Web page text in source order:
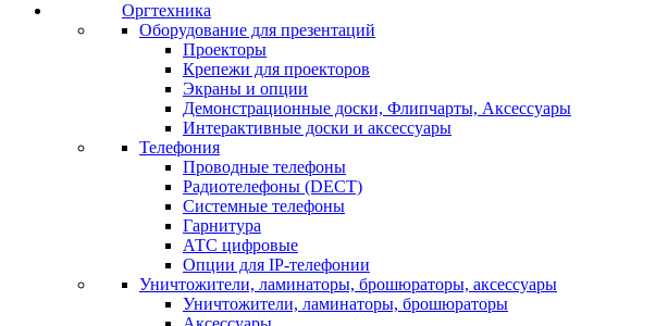
Оргтехника
Оборудование для презентаций
Проекторы
Крепежи для проекторов
Экраны и опции
Демонстрационные доски, Флипчарты, Аксессуары
Интерактивные доски и аксессуары
Телефония
Проводные телефоны
Радиотелефоны (DECT)
Системные телефоны
Гарнитура
АТС цифровые
Опции для IP-телефонии
Уничтожители, ламинаторы, брошюраторы, аксессуары
Уничтожители, ламинаторы, брошюраторы